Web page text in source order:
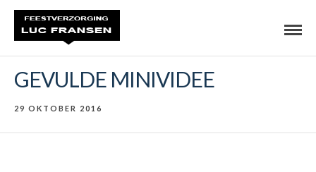
GEVULDE MINIVIDEE
29 OKTOBER 2016